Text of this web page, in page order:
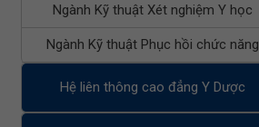
Ngành Kỹ thuật Xét nghiệm Y học
Ngành Kỹ thuật Phục hồi chức năng
Hệ liên thông cao đẳng Y Dược